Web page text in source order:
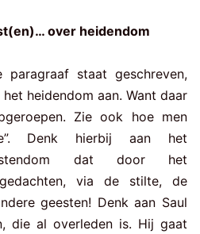
over heidendom
staat geschreven,
heidendom aan. Want daar
Zie ook hoe men
Denk hierbij aan het
dat door het
via de stilte, de
geesten! Denk aan Saul
die al overleden is. Hij gaat